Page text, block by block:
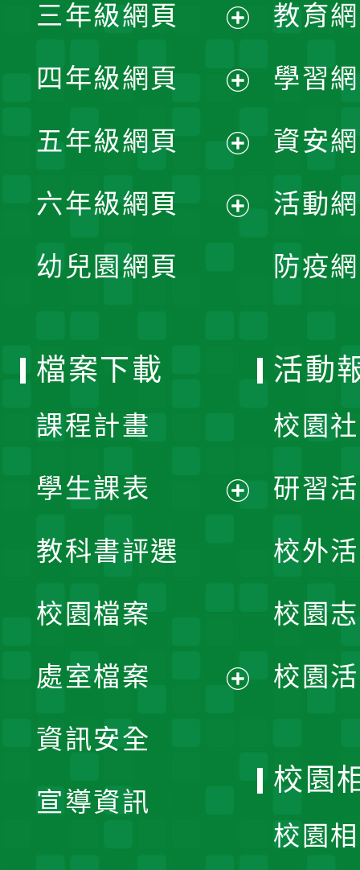
選
單
開
選
單
三年級網頁
開
選
單
四年級網頁
開
選
五年級網頁
開
六年級網頁
幼兒園網頁
教育
學習
資安
活動
防疫
檔案下載
課程計畫
學生課表
單
教科書評選
校園檔案
處室檔案
資訊安全
宣導資訊
活動
校園
研習
校外
校園
校園
校園
校園